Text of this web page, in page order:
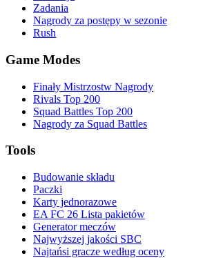
Zadania
Nagrody za postępy w sezonie
Rush
Game Modes
Finały Mistrzostw Nagrody
Rivals Top 200
Squad Battles Top 200
Nagrody za Squad Battles
Tools
Budowanie składu
Paczki
Karty jednorazowe
EA FC 26 Lista pakietów
Generator meczów
Najwyższej jakości SBC
Najtańsi gracze według oceny